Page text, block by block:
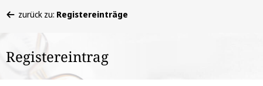
befinden
hier:
zurück zu: Registereinträge
Registereintrag